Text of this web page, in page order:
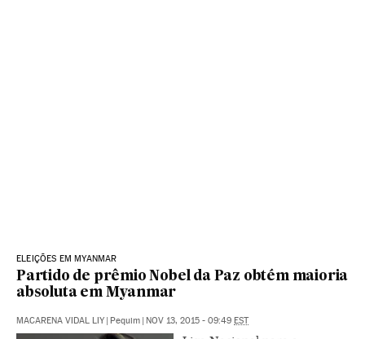
ELEIÇÕES EM MYANMAR
Partido de prêmio Nobel da Paz obtém maioria
absoluta em Myanmar
MACARENA VIDAL LIY | Pequim | NOV 13, 2015 - 09:49 EST